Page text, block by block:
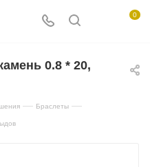
0
0.8 * 20,
— Браслеты —